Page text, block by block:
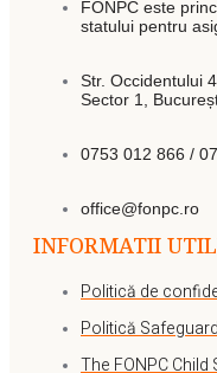
FONPC este
statului pentru
Str. Occidentului
Sector 1,
0753 012 866 /
office@fonpc.ro
INFORMATII
Politică de
Politică
The FONPC